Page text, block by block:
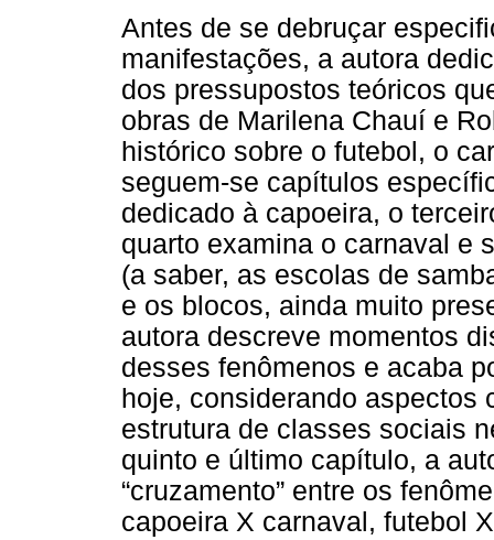
Antes de se debruçar
manifestações, a autora
dos pressupostos teóricos
obras de Marilena Chauí e
histórico sobre o futebol, o
seguem-se capítulos
dedicado à capoeira, o
quarto examina o carnaval e
(a saber, as escolas de
e os blocos, ainda muito
autora descreve momentos
desses fenômenos e acaba
hoje, considerando aspectos
estrutura de classes sociais
quinto e último capítulo, a
“cruzamento” entre os
capoeira X carnaval, futebol